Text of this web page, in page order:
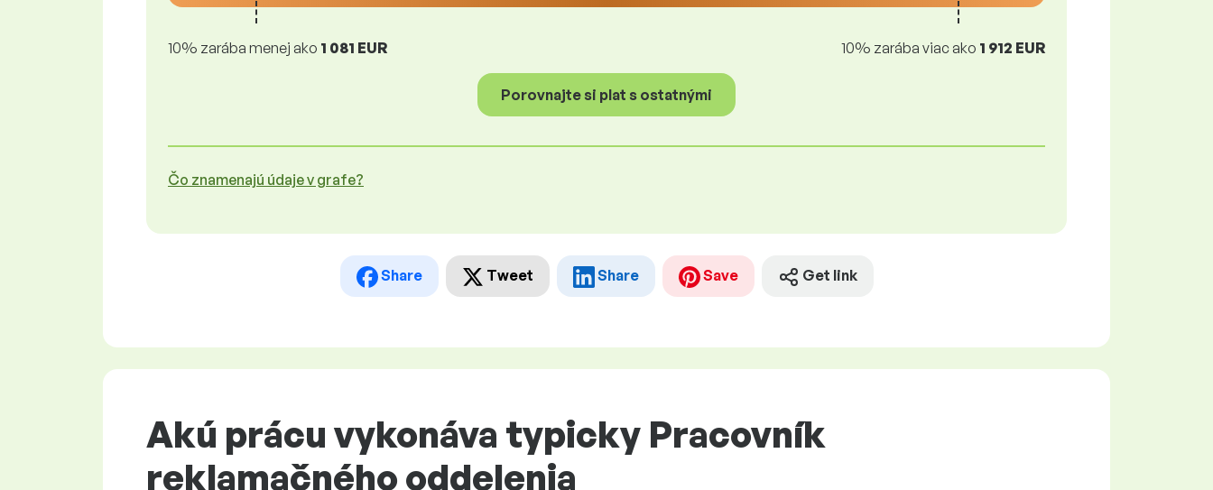
10% zarába menej ako 1 081 EUR 10% zarába viac ako 1 912 EUR
Porovnajte si plat s ostatnými
Čo znamenajú údaje v grafe?
Share Tweet Share Save Get link
Akú prácu vykonáva typicky Pracovník
reklamačného oddelenia